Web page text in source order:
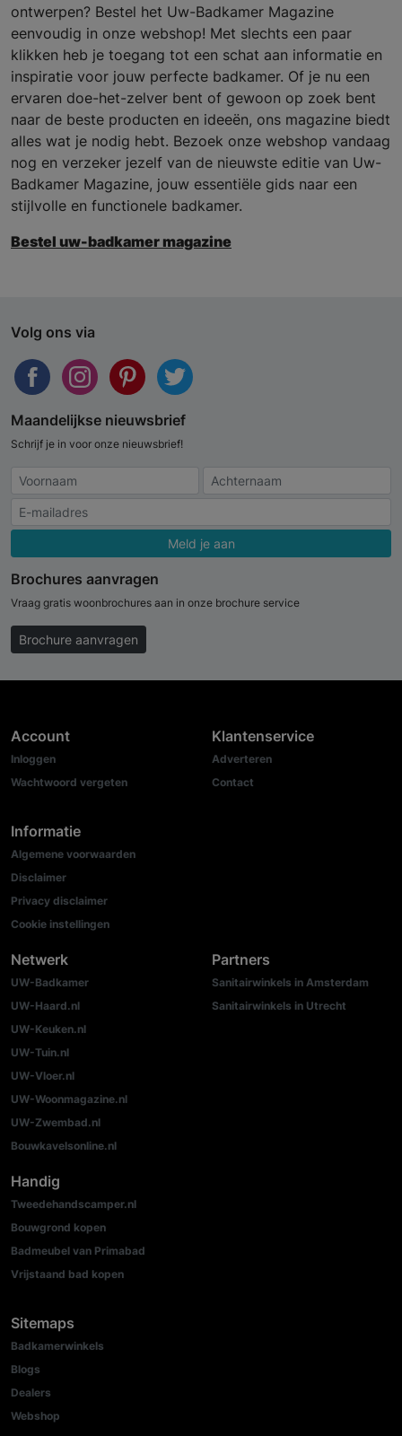
ontwerpen? Bestel het Uw-Badkamer Magazine
eenvoudig in onze webshop! Met slechts een paar
klikken heb je toegang tot een schat aan informatie en
inspiratie voor jouw perfecte badkamer. Of je nu een
ervaren doe-het-zelver bent of gewoon op zoek bent
naar de beste producten en ideeën, ons magazine biedt
alles wat je nodig hebt. Bezoek onze webshop vandaag
nog en verzeker jezelf van de nieuwste editie van Uw-
Badkamer Magazine, jouw essentiële gids naar een
stijlvolle en functionele badkamer.
Bestel uw-badkamer magazine
Volg ons via
Maandelijkse nieuwsbrief
Schrijf je in voor onze nieuwsbrief!
Meld je aan
Brochures aanvragen
Vraag gratis woonbrochures aan in onze brochure service
Brochure aanvragen
Account
Inloggen
Wachtwoord vergeten
Informatie
Algemene voorwaarden
Disclaimer
Privacy disclaimer
Cookie instellingen
Klantenservice
Adverteren
Contact
Netwerk
UW-Badkamer
UW-Haard.nl
UW-Keuken.nl
UW-Tuin.nl
UW-Vloer.nl
UW-Woonmagazine.nl
UW-Zwembad.nl
Bouwkavelsonline.nl
Partners
Sanitairwinkels in Amsterdam
Sanitairwinkels in Utrecht
Handig
Tweedehandscamper.nl
Bouwgrond kopen
Badmeubel van Primabad
Vrijstaand bad kopen
Sitemaps
Badkamerwinkels
Blogs
Dealers
Webshop